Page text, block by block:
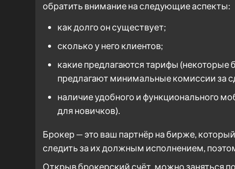
обратить внимание на следующие аспекты:
как долго он существует;
сколько у него клиентов;
какие предлагаются тарифы (некоторые
предлагают минимальные комиссии за
наличие удобного и функционального
для новичков).
Брокер — это ваш партнёр на бирже,
следить за их должным исполнением,
Открыв брокерский счёт, можно заняться